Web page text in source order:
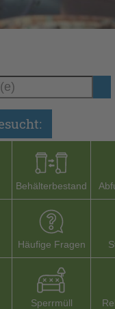
Behälterbestand
Häufige Fragen
Sperr­müll